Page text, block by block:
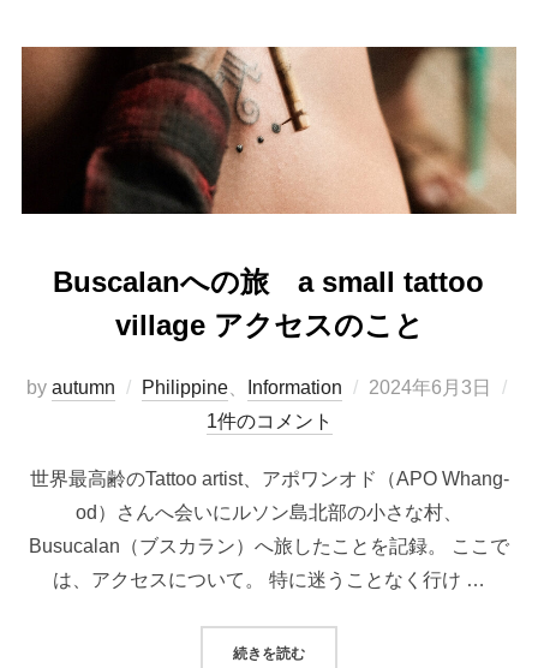
Buscalanへの旅 a small tattoo
village アクセスのこと
by autumn Philippine、 Information
投
2024年6月3日
1件のコメント
世界最高齢のTattoo artist、アポワンオド（APO Whang-
od）さんへ会いにルソン島北部の小さな村、
Busucalan（ブスカラン）へ旅したことを記録。 ここで
は、アクセスについて。 特に迷うことなく行け …
続きを読む“BUSCALANへの旅 A SMALL